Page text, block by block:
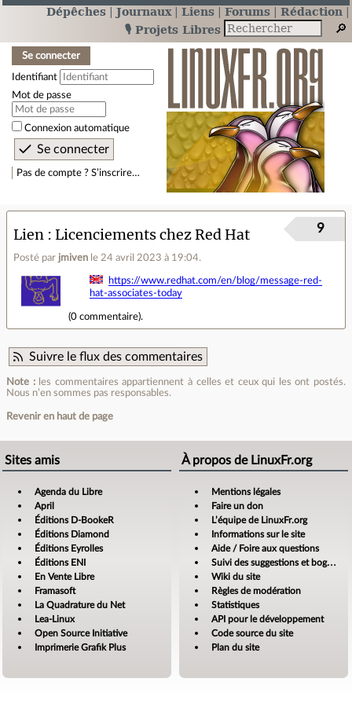
Dépêches Journaux Liens Forums
Rédaction
🎙️ Projets Libres
Se connecter
Identifiant
Mot de passe
Connexion automatique
Pas de compte ? S’inscrire…
Lien Licenciements chez Red Hat
Posté par jmiven le 24 avril 2023 à 19:04.
9
https://www.redhat.com/en/blog/message-red-
hat-associates-today
(0 commentaire).
Suivre le flux des commentaires
Note :les commentaires appartiennent à celles et ceux qui les ont postés.
Nous n’en sommes pas responsables.
Revenir en haut de page
Sites amis
Agenda du Libre
April
Éditions D-BookeR
Éditions Diamond
Éditions Eyrolles
Éditions ENI
En Vente Libre
Framasoft
La Quadrature du Net
Lea-Linux
Open Source Initiative
Imprimerie Grafik Plus
À propos de LinuxFr.org
Mentions légales
Faire un don
L’équipe de LinuxFr.org
Informations sur le site
Aide / Foire aux questions
Suivi des suggestions et bogues
Wiki du site
Règles de modération
Statistiques
API pour le développement
Code source du site
Plan du site